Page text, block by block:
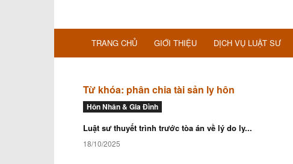
TRANG CHỦ GIỚI THIỆU DỊCH VỤ LUẬT SƯ
Từ khóa: phân chia tài sản ly hôn
Hôn Nhân & Gia Đình
Luật sư thuyết trình trước tòa án về lý do ly...
18/10/2025